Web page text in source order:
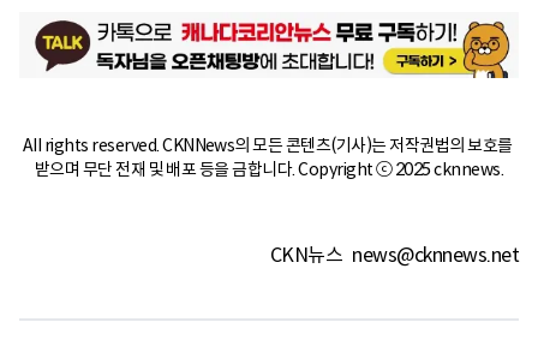
All rights reserved. CKNNews의 모든 콘텐츠(기사)는 저작권법의 보호를
받으며 무단 전재 및 배포 등을 금합니다. Copyright ⓒ 2025 cknnews.
CKN뉴스 news@cknnews.net